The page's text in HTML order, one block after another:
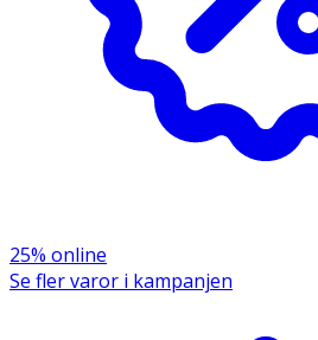
25% online
Se fler varor i kampanjen